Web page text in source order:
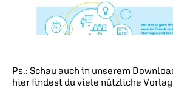
Ps.: Schau auch in unserem
hier findest du viele nützliche